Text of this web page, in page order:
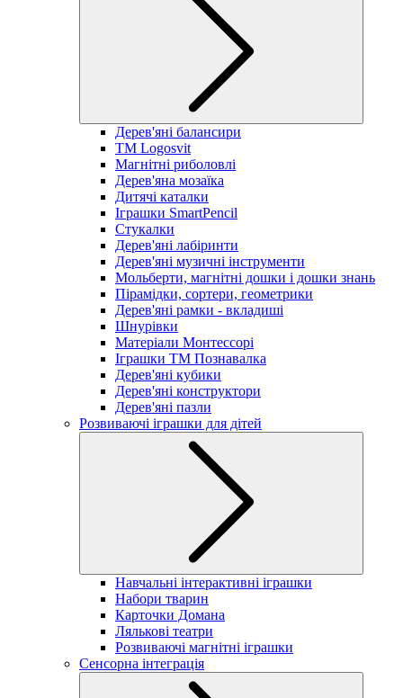
Дерев'яні балансири
TM Logosvit
Магнітні риболовлі
Дерев'яна мозаїка
Дитячі каталки
Іграшки SmartPencil
Стукалки
Дерев'яні лабіринти
Дерев'яні музичні інструменти
Мольберти, магнітні дошки і дошки знань
Пірамідки, сортери, геометрики
Дерев'яні рамки - вкладиші
Шнурівки
Матеріали Монтессорі
Іграшки ТМ Познавалка
Дерев'яні кубики
Дерев'яні конструктори
Дерев'яні пазли
Розвиваючі іграшки для дітей
Навчальні інтерактивні іграшки
Набори тварин
Карточки Домана
Лялькові театри
Розвиваючі магнітні іграшки
Сенсорна інтеграція